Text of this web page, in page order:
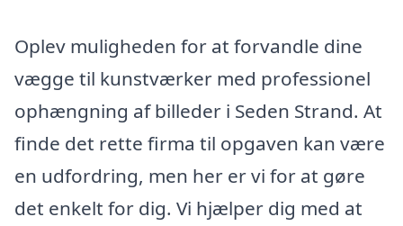
Oplev muligheden for at forvandle dine
vægge til kunstværker med professionel
ophængning af billeder i Seden Strand. At
finde det rette firma til opgaven kan være
en udfordring, men her er vi for at gøre
det enkelt for dig. Vi hjælper dig med at